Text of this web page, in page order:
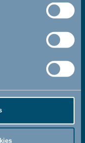
Cookiepolitik
Tilmeld